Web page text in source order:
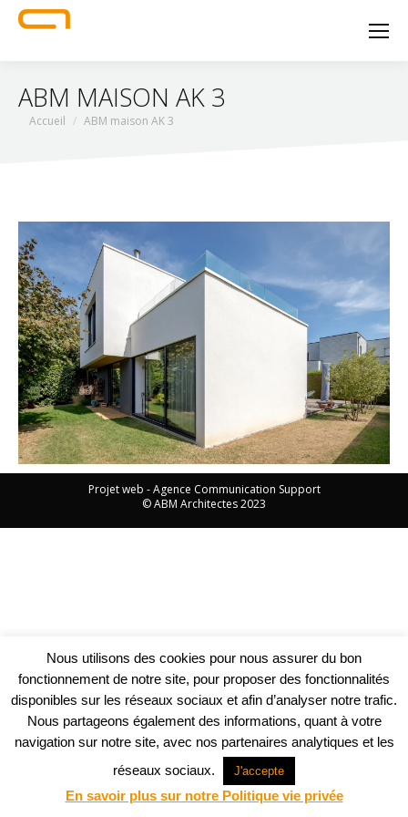
ABM MAISON AK 3
Vous êtes ici :
Accueil ABM maison AK 3
Projet web -Agence Communication Support
© ABM Architectes 2023
Nous utilisons des cookies pour nous assurer du bon
fonctionnement de notre site, pour proposer des fonctionnalités
disponibles sur les réseaux sociaux et afin d’analyser notre trafic.
Nous partageons également des informations, quant à votre
navigation sur notre site, avec nos partenaires analytiques et les
réseaux sociaux.
J'accepte
En savoir plus sur notre Politique vie privée